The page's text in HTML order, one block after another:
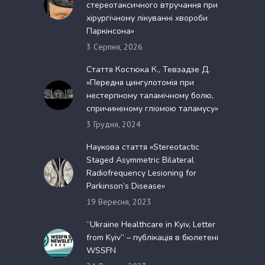
стереотаксичного втручання при
хірургічному лікуванні хвороби
Паркінсона»
3 Серпня, 2026
Стаття Костюка К., Тевзадзе Д.
«Передня цингулотомія при
нестерпному таламічному болю,
спричиненому гліомою таламусу»
3 Грудня, 2024
Наукова стаття «Stereotactic
Staged Asymmetric Bilateral
Radiofrequency Lesioning for
Parkinson’s Disease»
19 Вересня, 2023
“Ukraine Healthcare in Kyiv, Letter
from Kyiv” – публікація в бюлетені
WSSFN